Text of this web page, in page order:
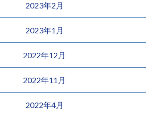
2023年2月
2023年1月
2022年12月
2022年11月
2022年4月